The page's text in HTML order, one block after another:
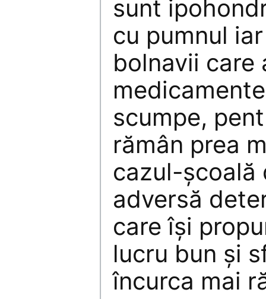
sunt
cu pumnul
bolnavii care
scumpe,
rămân prea
cazul-şcoală
adversă
care îşi
lucru bun şi
încurca mai